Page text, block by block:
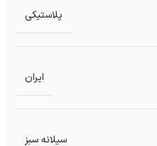
پلاستیکی
ایران
سیلانه سبز